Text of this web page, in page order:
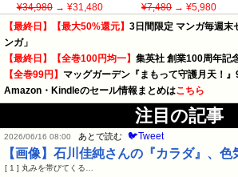
¥34,980→ ¥31,480 ¥7,480→ ¥5,980
【最終日】【最大50%還元】 3日間限定 マンガ毎週末
ンガ」
【最終日】【全巻100円均一】 集英社 創業100周年記
【全巻99円】 マッグガーデン『まもって守護月天！』
Amazon・Kindleのセール情報まとめはこちら
注目の記事
2026/06/16 08:00 あとで読む 🐦Tweet
【画像】石川佳純さんの『カラダ』、色
[ 1 ] 丸みを帯びてくる…